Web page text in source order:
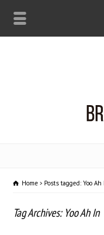
Home Posts tagged: Yoo Ah
Tag Archives: Yoo Ah In